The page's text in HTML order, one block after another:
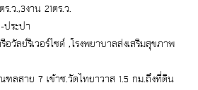
.ว.,3งาน 21ตร.ว.
ระปา
วัลย์ริเวอร์ไซด์ ,โรงพยาบาลส่งเสริมสุขภาพ
ลสาย 7 เข้าซ.วัดไทยาวาส 1.5 กม.ถึงที่ดิน